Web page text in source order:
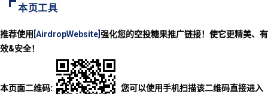
本页工具
推荐使用 [AirdropWebsite] 强化您的空投糖果推广链接！使它更精美、有
效&安全！
本页面二维码: 您可以使用手机扫描该二维码直接进入